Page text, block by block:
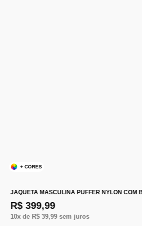
+ CORES
JAQUETA MASCULINA PUFFER NYLON COM
R$ 399,99
10x de R$ 39,99sem juros